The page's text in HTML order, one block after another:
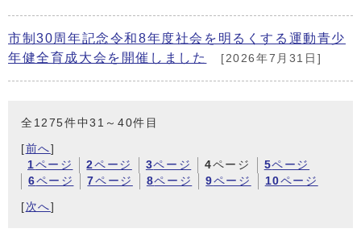
市制30周年記念令和8年度社会を明るくする運動青少
年健全育成大会を開催しました
[2026年7月31日]
全1275件中31～40件目
[前へ]
1ページ 2ページ 3ページ 4ページ 5ページ
6ページ 7ページ 8ページ 9ページ 10ページ
[ 次へ]